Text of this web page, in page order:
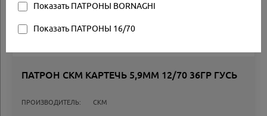
Показать ПАТРОНЫ BORNAGHI
Показать ПАТРОНЫ 16/70
ПАТРОН СКМ КАРТЕЧЬ 5,9ММ 12/70 36ГР ГУСЬ
ПРОИЗВОДИТЕЛЬ: СКМ